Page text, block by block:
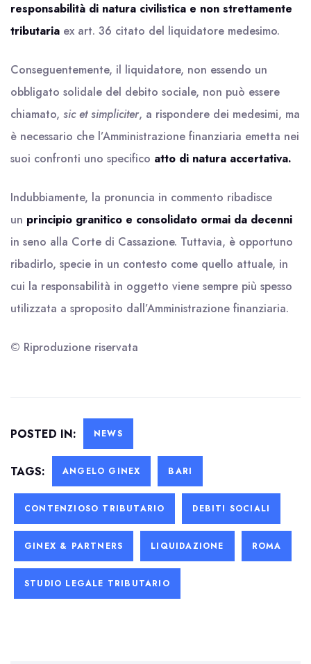
responsabilità di natura civilistica e non strettamente
tributaria ex art. 36 citato del liquidatore medesimo.
Conseguentemente, il liquidatore, non essendo un
obbligato solidale del debito sociale, non può essere
chiamato, sic et simpliciter, a rispondere dei medesimi, ma
è necessario che l’Amministrazione finanziaria emetta nei
suoi confronti uno specifico atto di natura accertativa.
Indubbiamente, la pronuncia in commento ribadisce
un principio granitico e consolidato ormai da decenni
in seno alla Corte di Cassazione. Tuttavia, è opportuno
ribadirlo, specie in un contesto come quello attuale, in
cui la responsabilità in oggetto viene sempre più spesso
utilizzata a sproposito dall’Amministrazione finanziaria.
© Riproduzione riservata
POSTED IN: NEWS
TAGS: ANGELO GINEX BARI
CONTENZIOSO TRIBUTARIO DEBITI SOCIALI
GINEX & PARTNERS LIQUIDAZIONE ROMA
STUDIO LEGALE TRIBUTARIO